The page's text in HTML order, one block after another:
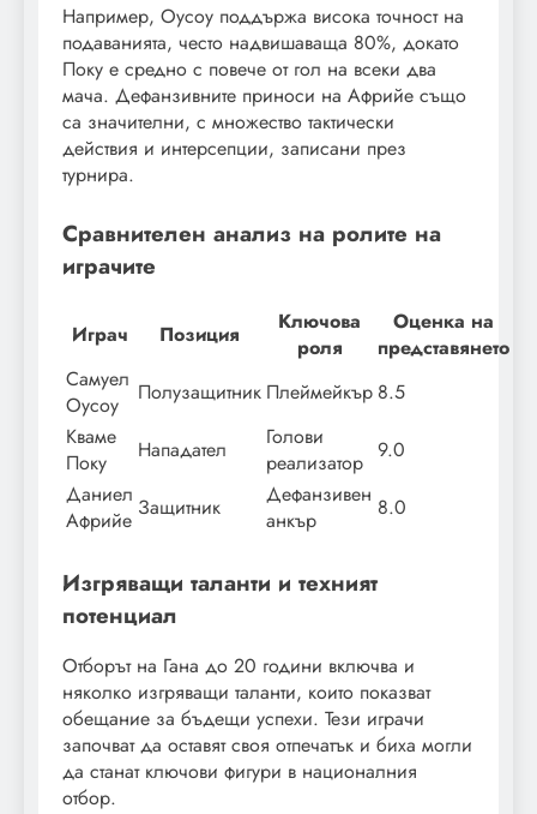
Например, Оусоу поддържа висока точност на
подаванията, често надвишаваща 80%, докато
Поку е средно с повече от гол на всеки два
мача. Дефанзивните приноси на Африйе също
са значителни, с множество тактически
действия и интерсепции, записани през
турнира.
Сравнителен анализ на ролите на
играчите
Играч Позиция
Ключова
роля
Оценка на
представянето
Самуел
Оусоу
Полузащитник Плеймейкър 8.5
Кваме
Поку
Нападател
Голови
реализатор 9.0
Даниел
Африйе Защитник
Дефанзивен
анкър
8.0
Изгряващи таланти и техният
потенциал
Отборът на Гана до 20 години включва и
няколко изгряващи таланти, които показват
обещание за бъдещи успехи. Тези играчи
започват да оставят своя отпечатък и биха могли
да станат ключови фигури в националния
отбор.